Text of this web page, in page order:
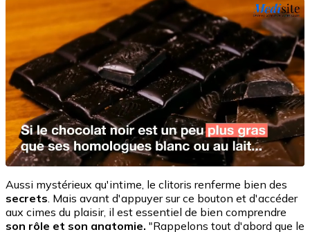
Aussi mystérieux qu'intime, le clitoris renferme bien des
secrets. Mais avant d'appuyer sur ce bouton et d'accéder
aux cimes du plaisir, il est essentiel de bien comprendre
son rôle et son anatomie. "Rappelons tout d'abord que le